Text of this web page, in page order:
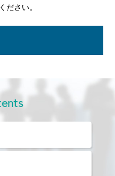
せへの対応、各種ご連絡
、委託先への預託は行いま
は、ご本人の同意がある場
第三者に提供しません。